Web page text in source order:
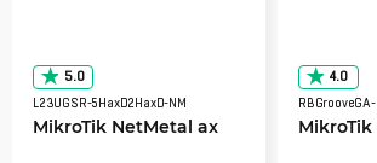
5.0
L23UGSR-5HaxD2HaxD-NM
MikroTik NetMetal ax
4.0
MikroTik